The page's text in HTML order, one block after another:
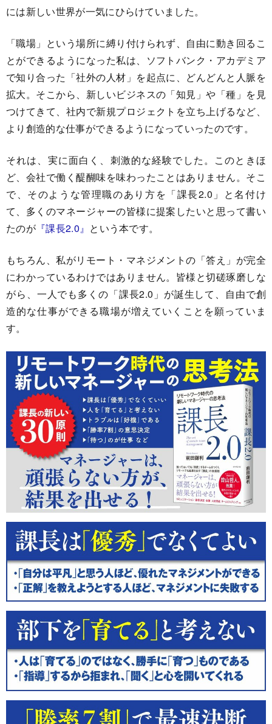
には新しい世界が一気にひらけていました。
「職場」という場所に縛り付けられず、自由に動き回るこ
とができるようになった私は、ソフトバンク・アカデミア
で知り合った「社外の人材」を起点に、どんどんと人脈を
拡大。そこから、新しいビジネスの「知見」や「種」を見
つけてきて、社内で新規プロジェクトを立ち上げるなど、
より創造的な仕事ができるようになっていったのです。
それは、実に面白く、刺激的な経験でした。このときほ
ど、会社で働く醍醐味を味わったことはありません。そこ
で、そのような管理職のあり方を「課長2.0」と名付け
て、多くのマネージャーの皆様に提案したいと思って書い
たのが『課長2.0』 という本です。
もちろん、私がリモート・マネジメントの「答え」が完全
にわかっているわけではありません。皆様と切磋琢磨しな
がら、一人でも多くの「課長2.0」が誕生して、自由で創
造的な仕事ができる職場が増えていくことを願っていま
す。